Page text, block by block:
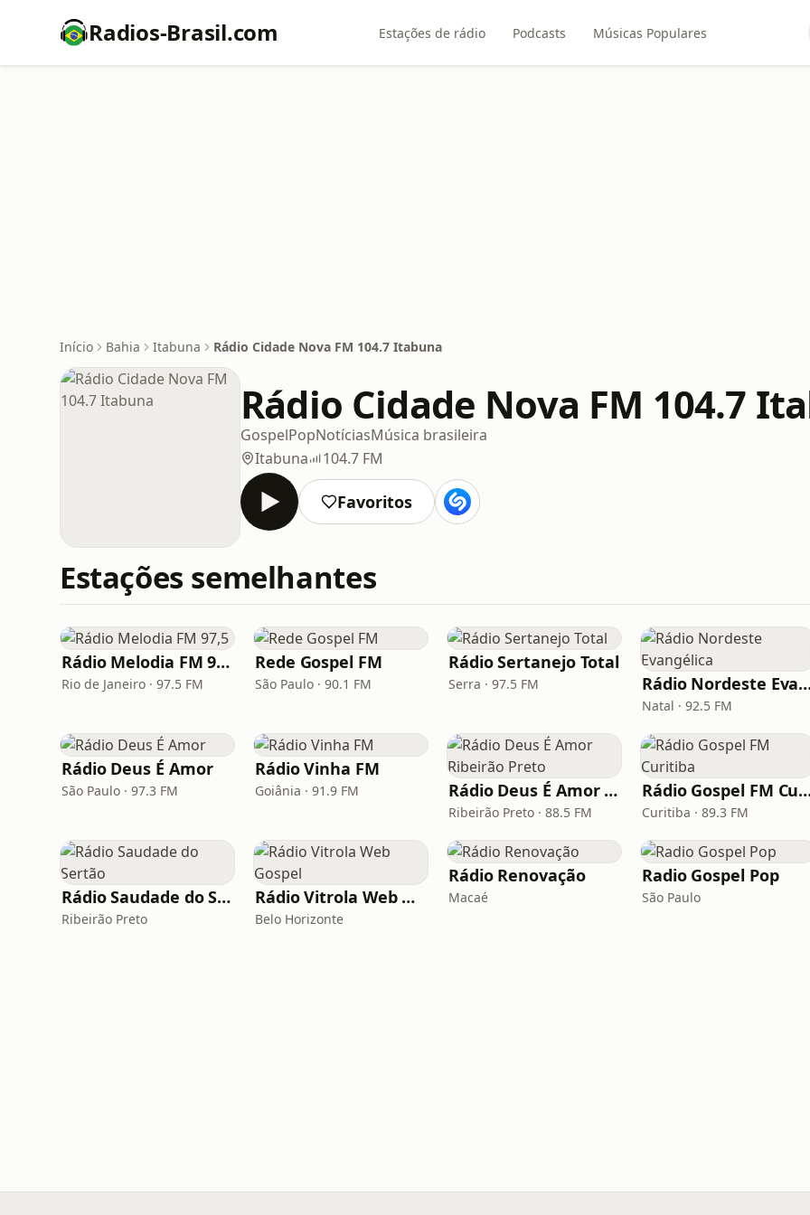
Radios-Brasil.com Estações de rádio Podcasts Músicas Populares
Início Bahia Itabuna Rádio Cidade Nova FM 104.7 Itabuna
Rádio Cidade Nova FM 104.7
GospelPopNotíciasMúsica brasileira
Itabuna
104.7 FM
Favoritos
Estações semelhantes
Rádio Melodia FM 97,5
Rio de Janeiro · 97.5 FM
Rede Gospel FM
São Paulo · 90.1 FM
Rádio Sertanejo Total
Serra · 97.5 FM Rádio Nordeste
Natal · 92.5 FM
Rádio Deus É Amor
São Paulo · 97.3 FM
Rádio Vinha FM
Goiânia · 91.9 FM Rádio Deus É Amor Ribeirão Preto
Ribeirão Preto · 88.5 FM
Rádio Gospel
Curitiba · 89.3 FM
Rádio Saudade do Sertão
Ribeirão Preto
Rádio Vitrola Web Gospel
Belo Horizonte
Rádio Renovação
Macaé
Radio Gospel Pop
São Paulo